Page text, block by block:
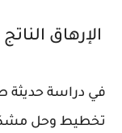
الإرهاق
في دراسة حديثة